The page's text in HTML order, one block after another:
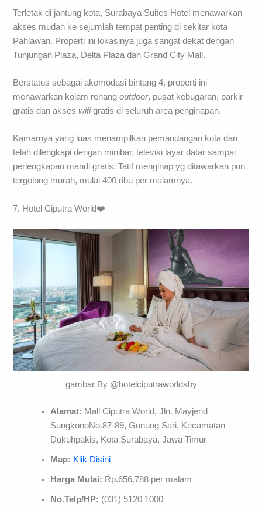
Terletak di jantung kota, Surabaya Suites Hotel menawarkan
akses mudah ke sejumlah tempat penting di sekitar kota
Pahlawan. Properti ini lokasinya juga sangat dekat dengan
Tunjungan Plaza, Delta Plaza dan Grand City Mall.
Berstatus sebagai akomodasi bintang 4, properti ini
menawarkan kolam renangoutdoor, pusat kebugaran, parkir
gratis dan akseswifigratis di seluruh area penginapan.
Kamarnya yang luas menampilkan pemandangan kota dan
telah dilengkapi dengan minibar, televisi layar datar sampai
perlengkapan mandi gratis. Tatif menginap yg ditawarkan pun
tergolong murah, mulai 400 ribu per malamnya.
7. Hotel Ciputra World❤️
gambar By @hotelciputraworldsby
Alamat: Mall Ciputra World, Jln. Mayjend
SungkonoNo.87-89, Gunung Sari, Kecamatan
Dukuhpakis, Kota Surabaya, Jawa Timur
Map: Klik Disini
Harga Mulai: Rp.656.788 per malam
No.Telp/HP: (031) 5120 1000